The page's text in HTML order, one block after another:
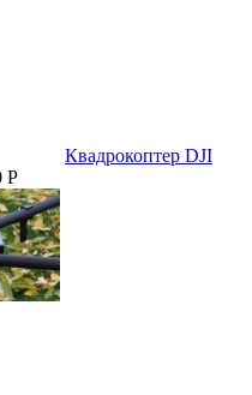
Квадрокоптер DJI
P